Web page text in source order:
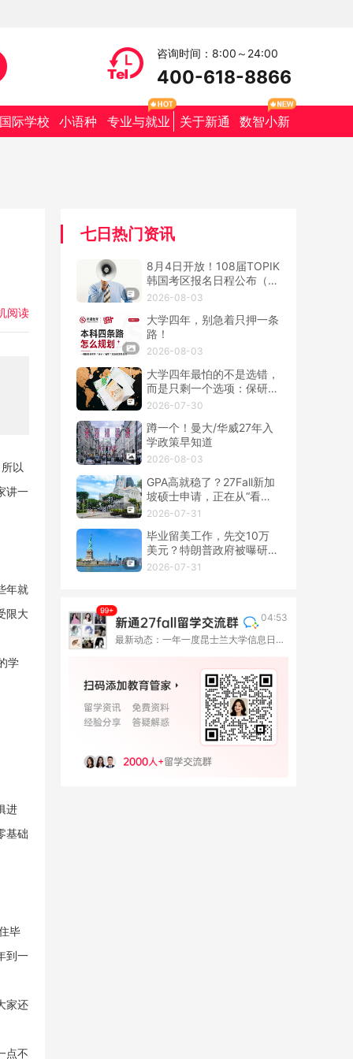
咨询时间：8:00～24:00
400-618-8866
国际学校 小语种 专业与就业 关于新通 数智小新
阅读
所以
讲一
年就
限大
学
进
基础
毕
到一
家还
点不
七日热门资讯
8月4日开放！108届TOPIK
韩国考区报名日程公布（附
抢位攻略）
2026-08-03
大学四年，别急着只押一条
路！
2026-08-03
大学四年最怕的不是选错，
而是只剩一个选项：保研、
留学、就业该怎么提前布
2026-07-30
蹲一个！曼大/华威27年入
学政策早知道
2026-08-03
GPA高就稳了？27Fall新加
坡硕士申请，正在从“看
分”转向“看整套证据”
2026-07-31
毕业留美工作，先交10万
美元？特朗普政府被曝研究
OPT新收费
2026-07-31
04:53
最新动态：一年一度昆士兰大学信息日来啦！9月与你相约六座城市